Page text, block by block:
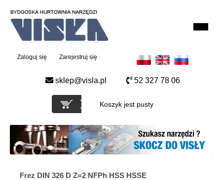
Zarejestruj się
Zaloguj się
sklep@visla.pl 52 327 78 06
Koszyk jest pusty
Frez DIN 326 D Z=2 NFPh HSS HSSE